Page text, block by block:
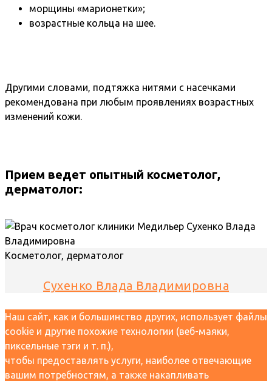
морщины «марионетки»;
возрастные кольца на шее.
Другими словами, подтяжка нитями с насечками
рекомендована при любым проявлениях возрастных
изменений кожи.
Прием ведет опытный косметолог,
дерматолог:
Косметолог, дерматолог
Сухенко Влада Владимировна
Наш сайт, как и большинство других, использует файлы
cookie и другие похожие технологии (веб-маяки,
пиксельные тэги и т. п.),
чтобы предоставлять услуги, наиболее отвечающие
вашим потребностям, а также накапливать